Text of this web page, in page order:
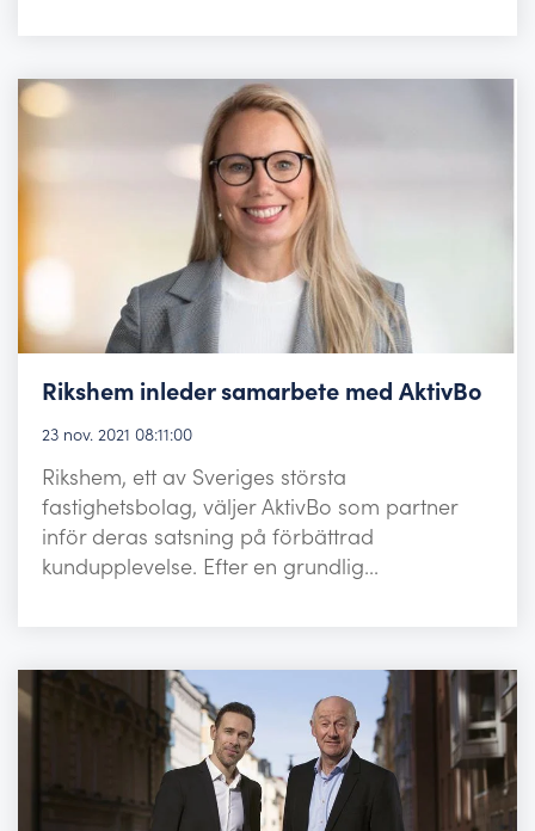
Rikshem inleder samarbete med AktivBo
23 nov. 2021 08:11:00
Rikshem, ett av Sveriges största
fastighetsbolag, väljer AktivBo som partner
inför deras satsning på förbättrad
kundupplevelse. Efter en grundlig...